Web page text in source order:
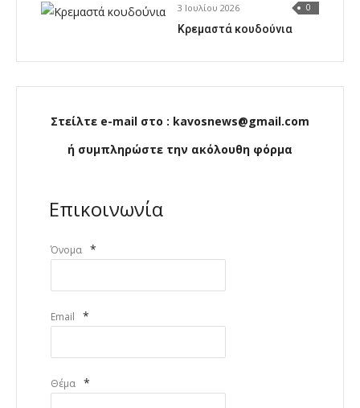
3 Ιουλίου 2026 0
Κρεμαστά κουδούνια
Στείλτε e-mail στο : kavosnews@gmail.com
ή συμπληρώστε την ακόλουθη φόρμα
Επικοινωνία
Όνομα *
Email *
Θέμα *